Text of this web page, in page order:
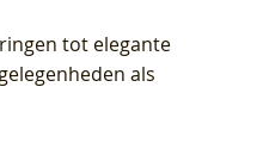
tot elegante
als